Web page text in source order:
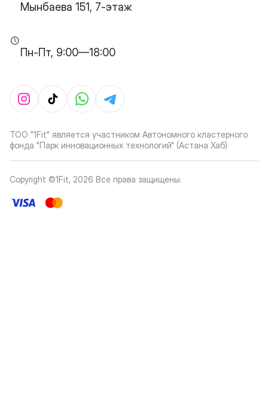
Мынбаева 151, 7-этаж
Пн-Пт, 9:00—18:00
ТОО "1Fit" является участником Автономного кластерного
фонда "Парк инновационных технологий" (Астана Хаб)
Copyright ©1Fit, 2026 Все права защищены.